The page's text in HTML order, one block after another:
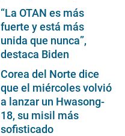
“La OTAN es más
fuerte y está más
unida que nunca”,
destaca Biden
Corea del Norte dice
que el miércoles volvió
a lanzar un Hwasong-
18, su misil más
sofisticado